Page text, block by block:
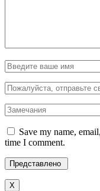
Save my name,
time I comment.
X